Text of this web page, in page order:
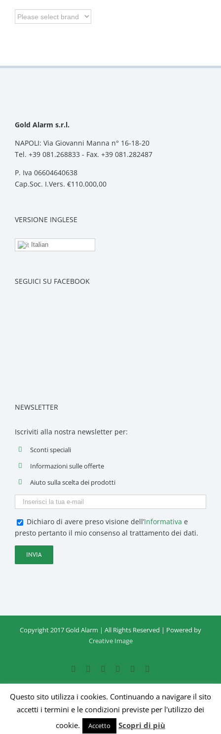
Gold Alarm s.r.l.
NAPOLI: Via Giovanni Manna n° 16-18-20
Tel. +39 081.268833 - Fax. +39 081.282487
P. Iva 06604640638
Cap.Soc. I.Vers. €110.000,00
VERSIONE INGLESE
Italian
SEGUICI SU FACEBOOK
NEWSLETTER
Iscriviti alla nostra newsletter per:
Sconti speciali
Informazioni sulle offerte
Aiuto sulla scelta dei prodotti
Dichiaro di avere preso visione dell’Informativa e
presto pertanto il mio consenso al trattamento dei dati.
Copyright 2017 Gold Alarm | All Rights Reserved | Powered by
Creative Image
FacebookGoogle+Instagram
TwitterYouTube
Questo sito utilizza i cookies. Continuando a navigare il sito
accetti i termini e le condizioni previste per l'utilizzo dei
cookie.
Accetto Scopri di più